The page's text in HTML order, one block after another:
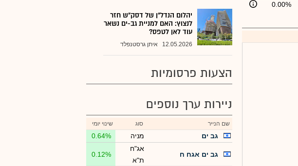
0.00%
יהלום הנדל"ן של דסק"ש חזר
לנצוץ: האם למניית גב-ים נשאר
עוד לאן לטפס?
12.05.2026 איתן גרסטנפלד
הצעות פרסומיות
ניירות ערך נוספים
שם הנייר סוג שינוי יומי
גב ים מניה 0.64%
גב ים אגח ח
אג"ח
ת"א
0.12%